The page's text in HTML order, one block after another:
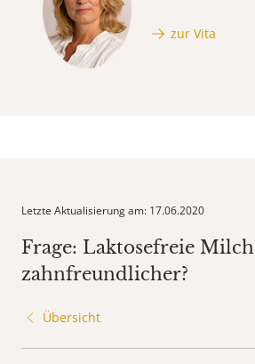
zur Vita
Letzte Aktualisierung am: 17.06.2020
Frage: Laktosefreie Milch
zahnfreundlicher?
Übersicht